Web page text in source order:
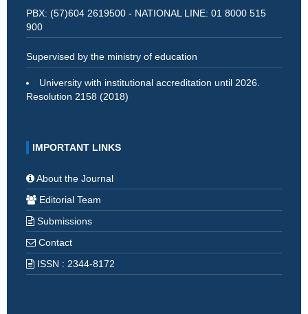
PBX: (57)604 2619500 - NATIONAL LINE: 01 8000 515
900
Supervised by the ministry of education
University with institutional accreditation until 2026.
Resolution 2158 (2018)
IMPORTANT LINKS
About the Journal
Editorial Team
Submissions
Contact
ISSN : 2344-8172